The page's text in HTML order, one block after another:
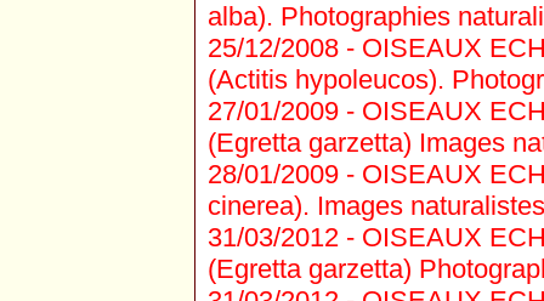
alba). Photographies
25/12/2008 - OISEAUX
(Actitis hypoleucos).
27/01/2009 - OISEAUX
(Egretta garzetta) Images
28/01/2009 - OISEAUX
cinerea). Images
31/03/2012 - OISEAUX
(Egretta garzetta)